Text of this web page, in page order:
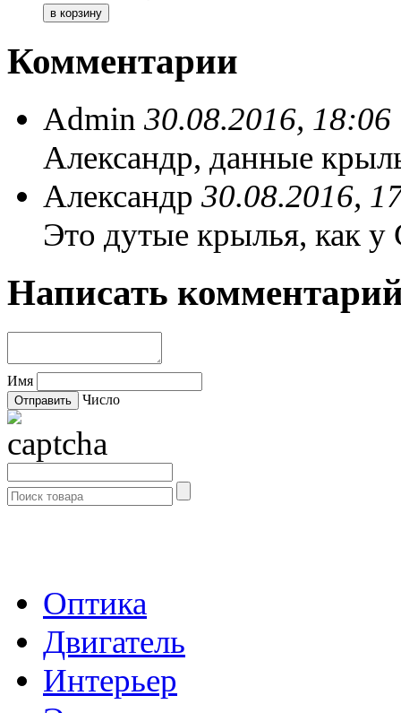
Комментарии
Admin 30.08.2016, 18:06
Александр, данные
Александр 30.08.2016,
Это дутые крылья, как
Написать
Имя
Число
Оптика
Двигатель
Интерьер